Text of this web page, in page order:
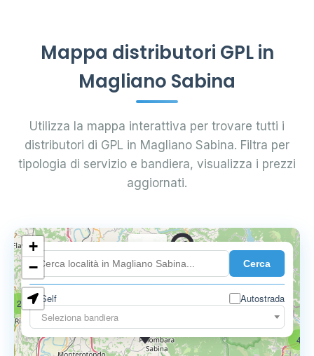
Mappa distributori GPL in
Magliano Sabina
Utilizza la mappa interattiva per trovare tutti i
distributori di GPL in Magliano Sabina. Filtra per
tipologia di servizio e bandiera, visualizza i prezzi
aggiornati.
Cerca
Self
Autostrada
Seleziona bandiera
2
17
4
+
−